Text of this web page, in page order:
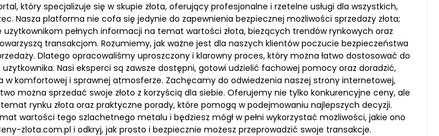
który specjalizuje się w skupie złota, oferujący profesjonalne i rzetelne usługi dla wszystkich,
Nasza platforma nie cofa się jedynie do zapewnienia bezpiecznej możliwości sprzedaży złota;
pełnych informacji na temat wartości złota, bieżących trendów rynkowych oraz
transakcjom. Rozumiemy, jak ważne jest dla naszych klientów poczucie bezpieczeństwa
Dlatego opracowaliśmy uproszczony i klarowny proces, który można łatwo dostosować do
Nasi eksperci są zawsze dostępni, gotowi udzielić fachowej pomocy oraz doradzić,
w komfortowej i sprawnej atmosferze. Zachęcamy do odwiedzenia naszej strony internetowej,
można sprzedać swoje złoto z korzyścią dla siebie. Oferujemy nie tylko konkurencyjne ceny, ale
rynku złota oraz praktyczne porady, które pomogą w podejmowaniu najlepszych decyzji.
wartości tego szlachetnego metalu i będziesz mógł w pełni wykorzystać możliwości, jakie ono
zlota.com.pl i odkryj, jak prosto i bezpiecznie możesz przeprowadzić swoje transakcje.